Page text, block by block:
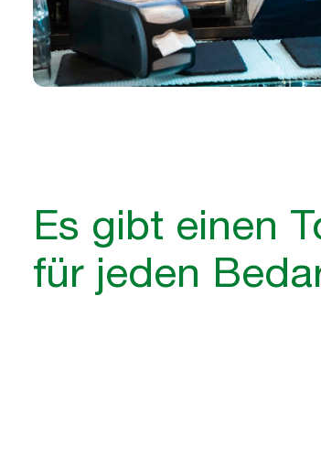
Es gibt einen
für jeden